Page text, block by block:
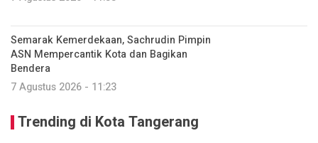
Semarak Kemerdekaan, Sachrudin Pimpin
ASN Mempercantik Kota dan Bagikan
Bendera
7 Agustus 2026 - 11:23
Trending di Kota Tangerang